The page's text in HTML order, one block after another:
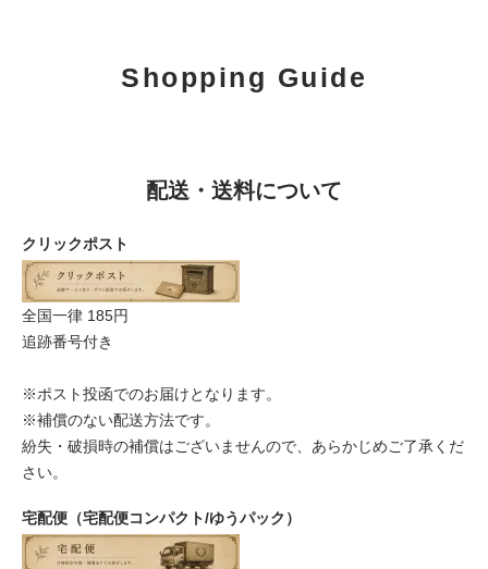
Shopping Guide
配送・送料について
クリックポスト
全国一律 185円
追跡番号付き
※ポスト投函でのお届けとなります。
※補償のない配送方法です。
紛失・破損時の補償はございませんので、あらかじめご了承くだ
さい。
宅配便（宅配便コンパクト/ゆうパック）